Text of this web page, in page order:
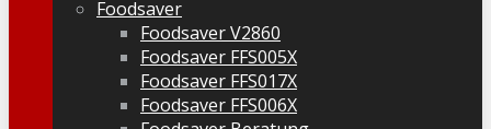
Foodsaver
Foodsaver V2860
Foodsaver FFS005X
Foodsaver FFS017X
Foodsaver FFS006X